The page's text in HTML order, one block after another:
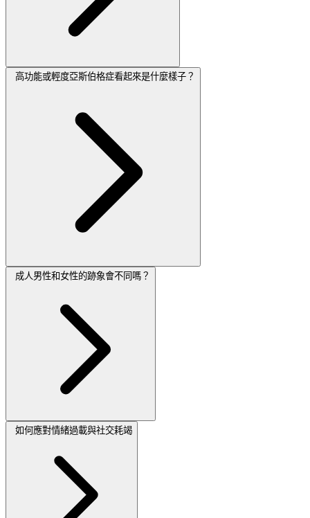
高功能或輕度亞斯伯格症看起來是什麼樣子？
成人男性和女性的跡象會不同嗎？
如何應對情緒過載與社交耗竭